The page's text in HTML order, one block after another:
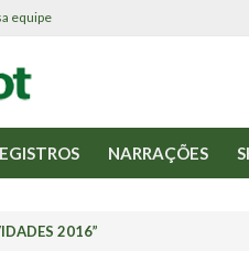
equipe
NARRAÇÕES
2016